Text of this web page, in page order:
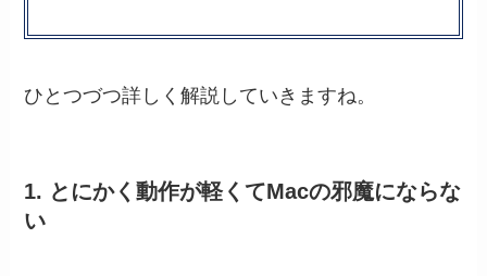
ひとつづつ詳しく解説していきますね。
1. とにかく動作が軽くてMacの邪魔にならな
い